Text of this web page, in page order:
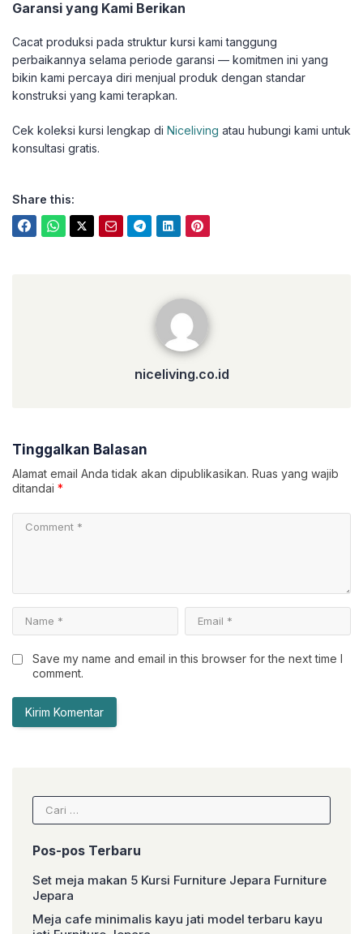
Garansi yang Kami Berikan
Cacat produksi pada struktur kursi kami tanggung
perbaikannya selama periode garansi — komitmen ini yang
bikin kami percaya diri menjual produk dengan standar
konstruksi yang kami terapkan.
Cek koleksi kursi lengkap di Niceliving atau hubungi kami untuk
konsultasi gratis.
Share this:
niceliving.co.id
Tinggalkan Balasan
Alamat email Anda tidak akan dipublikasikan. Ruas yang wajib
ditandai *
Save my name and email in this browser for the next time I
comment.
Cari
untuk:
Pos-pos Terbaru
Set meja makan 5 Kursi Furniture Jepara Furniture
Jepara
Meja cafe minimalis kayu jati model terbaru kayu